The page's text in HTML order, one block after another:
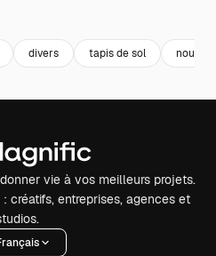
divers tapis de sol
vie à vos meilleurs projets.
: créatifs, entreprises, agences et